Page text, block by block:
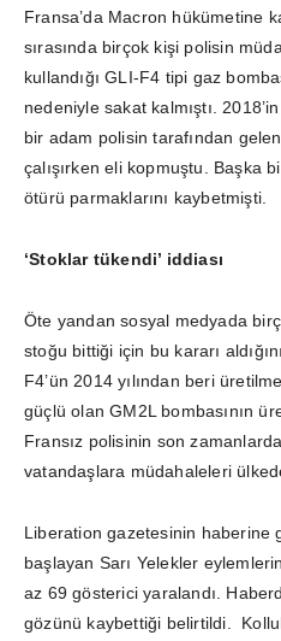
Fransa’da Macron hükümetine
sırasında birçok kişi polisin
kullandığı GLI-F4 tipi gaz
nedeniyle sakat kalmıştı.
bir adam polisin tarafından
çalışırken eli kopmuştu. Başka
ötürü parmaklarını kaybetmişti.
‘Stoklar tükendi’ iddiası
Öte yandan sosyal medyada
stoğu bittiği için bu kararı
F4’ün 2014 yılından beri
güçlü olan GM2L bombasının
Fransız polisinin son
vatandaşlara müdahaleleri
Liberation gazetesinin haberine
başlayan Sarı Yelekler
az 69 gösterici yaralandı.
gözünü kaybettiği belirtildi.